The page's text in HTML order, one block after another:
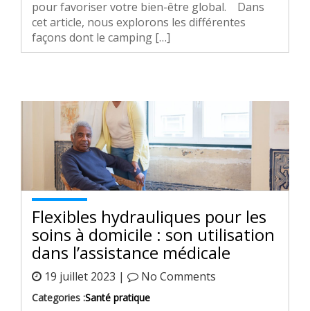
pour favoriser votre bien-être global. Dans
cet article, nous explorons les différentes
façons dont le camping […]
Flexibles hydrauliques pour les
soins à domicile : son utilisation
dans l’assistance médicale
19 juillet 2023 | No Comments
Categories :Santé pratique